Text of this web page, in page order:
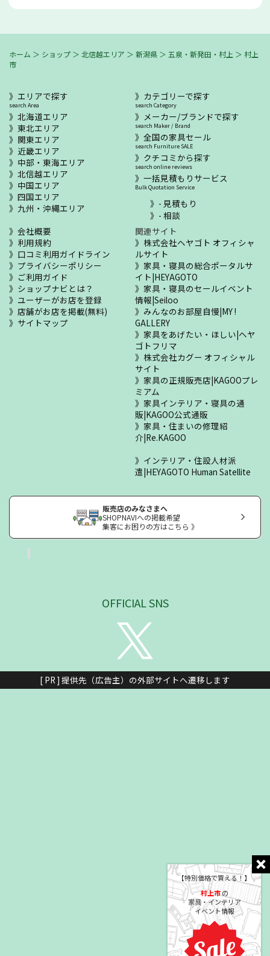
【特別価格で買える！】
村上市の
家具・インテリア
イベント情報
ホーム ＞ ショップ ＞ 北信越エリア ＞ 新潟県 ＞ 五泉・新発田・村上 ＞ 村上
市
エリアで探す
search Area
北海道エリア
東北エリア
関東エリア
近畿エリア
中部・東海エリア
北信越エリア
中国エリア
四国エリア
九州・沖縄エリア
カテゴリーで探す
search Category
メーカー/ブランドで探す
search Maker / Brand
全国の家具セール
search Furniture SALE
クチコミから探す
search online reviews
一括見積もりサービス
Bulk Quotation Service
- 見積もり
- 相談
会社概要
利用規約
口コミ利用ガイドライン
プライバシーポリシー
ご利用ガイド
ショップナビとは？
ユーザーがお店を登録
店舗がお店を掲載(無料)
サイトマップ
関連サイト
株式会社ヘヤゴト オフィシャ
ルサイト
家具・寝具の総合ポータルサ
イト|HEYAGOTO
家具・寝具のセールイベント
情報|Seiloo
みんなのお部屋自慢|MY !
GALLERY
家具をあげたい・ほしい|ヘヤ
ゴトフリマ
株式会社カグー オフィシャル
サイト
家具の正規販売店|KAGOOプレ
ミアム
家具インテリア・寝具の通
販|KAGOO公式通販
家具・住まいの修理紹
介|Re.KAGOO
インテリア・住設人材派
遣|HEYAGOTO Human Satellite
販売店のみなさまへ
SHOPNAVIへの掲載希望
集客にお困りの方はこちら 》
OFFICIAL SNS
[ PR ] 提供先（広告主）の外部サイトへ遷移します